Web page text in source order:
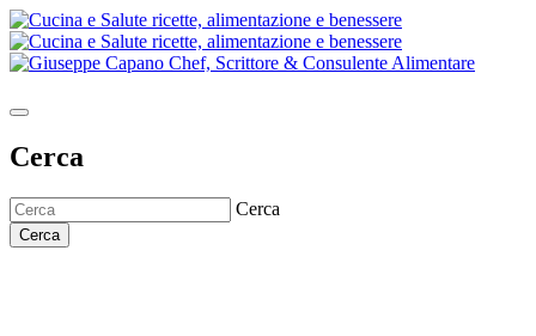
Cerca
Cerca
Cerca